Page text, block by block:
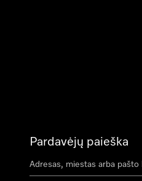
Pardavėjų paieška